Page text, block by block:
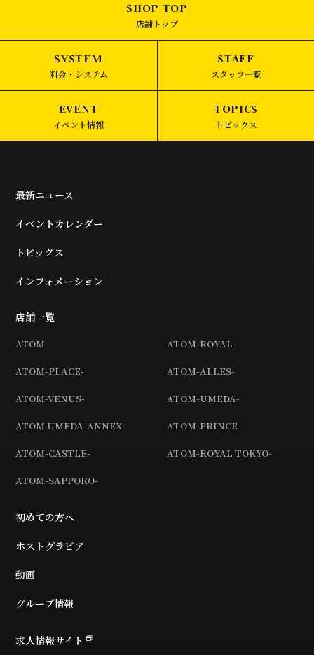
店舗トップ
料金・システム スタッフ一覧
イベント情報 トピックス
最新ニュース
イベントカレンダー
トピックス
インフォメーション
店舗一覧
ATOM ATOM-ROYAL-
ATOM-PLACE- ATOM-ALLES-
ATOM-VENUS- ATOM-UMEDA-
ATOM UMEDA-ANNEX- ATOM-PRINCE-
ATOM-CASTLE- ATOM-ROYAL TOKYO-
ATOM-SAPPORO-
初めての方へ
ホストグラビア
動画
グループ情報
求人情報サイト